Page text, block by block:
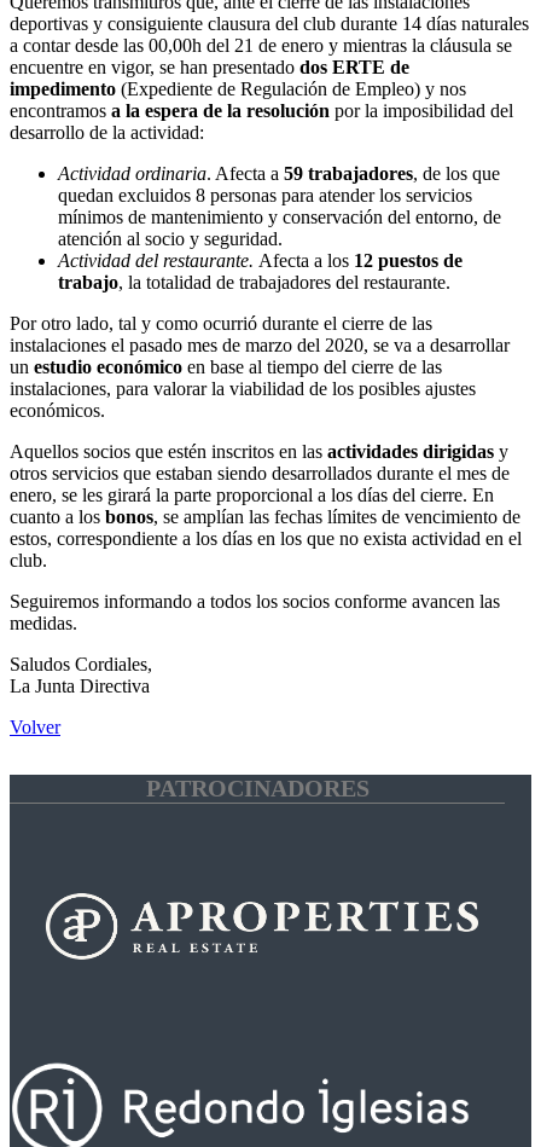
deportivas y consiguiente clausura del club durante 14 días naturales
a contar desde las 00,00h del 21 de enero y mientras la cláusula se
encuentre en vigor, se han presentado dos ERTE de
impedimento (Expediente de Regulación de Empleo) y nos
encontramos a la espera de la resolución por la imposibilidad del
desarrollo de la actividad:
Actividad ordinaria. Afecta a 59 trabajadores, de los que
quedan excluidos 8 personas para atender los servicios
mínimos de mantenimiento y conservación del entorno, de
atención al socio y seguridad.
Actividad del restaurante. Afecta a los 12 puestos de
trabajo, la totalidad de trabajadores del restaurante.
Por otro lado, tal y como ocurrió durante el cierre de las
instalaciones el pasado mes de marzo del 2020, se va a desarrollar
un estudio económico en base al tiempo del cierre de las
instalaciones, para valorar la viabilidad de los posibles ajustes
económicos.
Aquellos socios que estén inscritos en las actividades dirigidas y
otros servicios que estaban siendo desarrollados durante el mes de
enero, se les girará la parte proporcional a los días del cierre. En
cuanto a los bonos, se amplían las fechas límites de vencimiento de
estos, correspondiente a los días en los que no exista actividad en el
club.
Seguiremos informando a todos los socios conforme avancen las
medidas.
Saludos Cordiales,
La Junta Directiva
Volver
PATROCINADORES